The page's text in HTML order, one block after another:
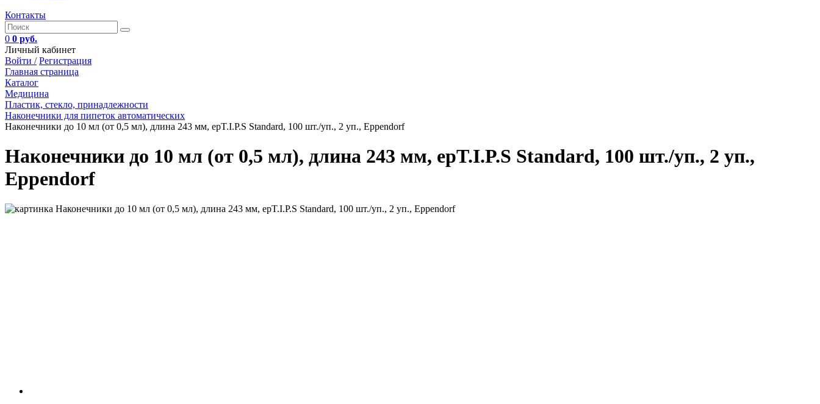
Контакты
0 0 руб.
Личный кабинет
Войти / Регистрация
Главная страница
Каталог
Медицина
Пластик, стекло, принадлежности
Наконечники для пипеток автоматических
Наконечники до 10 мл (от 0,5 мл), длина 243 мм, epT.I.P.S Standard, 100 шт./уп., 2 уп., Eppendorf
Наконечники до 10 мл (от 0,5 мл), длина 243 мм, epT.I.P.S Standard, 100 шт./уп., 2 уп.,
Eppendorf